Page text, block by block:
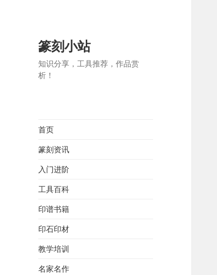
篆刻小站
知识分享，工具推荐，作品赏
析！
首页
篆刻资讯
入门进阶
工具百科
印谱书籍
印石印材
教学培训
名家名作